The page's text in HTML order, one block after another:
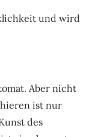
und wird
Aber nicht
ist nur
des